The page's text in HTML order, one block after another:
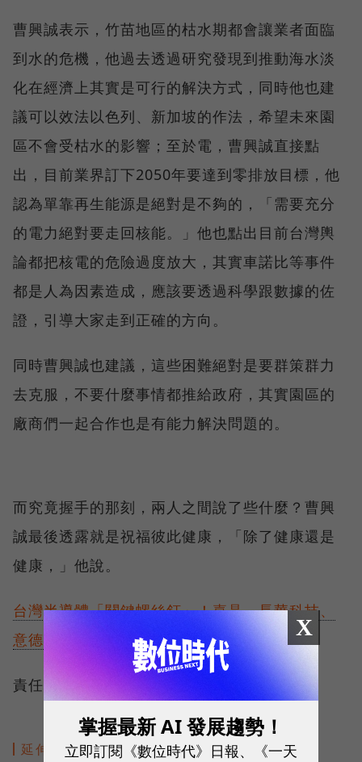
曹興誠表示，竹苗地區的枯水期都會讓業者面臨
到水的危機，他過去透過研究發現到推動海水淡
化在經濟上其實是可行的解決方式，同時他也建
議可以效法以色列、新加坡的作法，希望未來園
區不會受枯水的影響；至於電，曹興誠直接點
出，目前業界訂下2050年要達到零排放目標，他
認為單靠再生能源是絕對是不夠的，「需要充分
的電力絕對要走回核能。」他也點出目前台灣輿
論都把核電的危險過度放大，其實車諾比等事件
都是人為因素造成，應該要透過科學跟數據的佐
證，引導大家走到正確的方向。
同時曹興誠也建議，這些困難絕對是要群策群力
去克服，不要什麼事情都推給政府，其實園區的
廠商們一起合作也是有能力解決問題的。
而究竟握手的那刻，兩人之間說了些什麼？曹興
誠最後透露就是祝福彼此健康，「除了健康還是
健康，」他說。
台灣半導體「關鍵螺絲釘」！嘉晶、長華科技、
意德士的秘密武器
責任編輯：錢玉紘
延伸閱讀
X
掌握最新 AI 發展趨勢！
立即訂閱《數位時代》日報、《一天